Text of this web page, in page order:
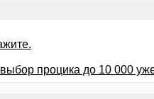
процика до 10 000